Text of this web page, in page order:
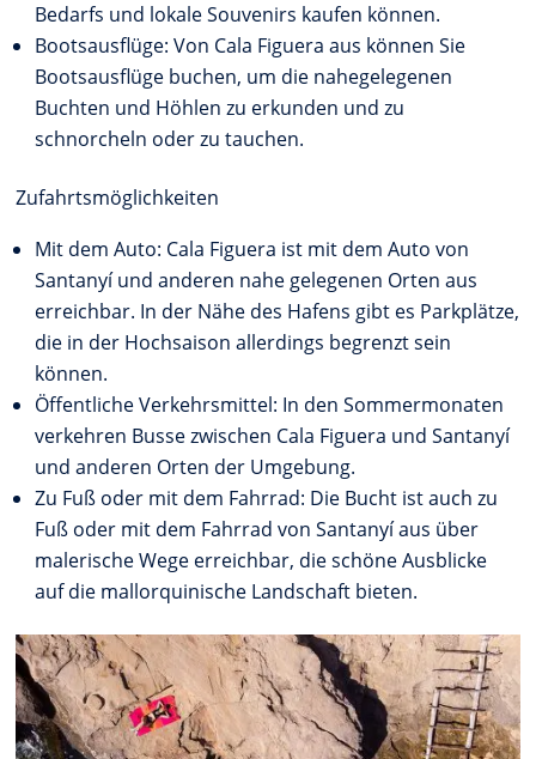
Bedarfs und lokale Souvenirs kaufen können.
Bootsausflüge: Von Cala Figuera aus können Sie
Bootsausflüge buchen, um die nahegelegenen
Buchten und Höhlen zu erkunden und zu
schnorcheln oder zu tauchen.
Zufahrtsmöglichkeiten
Mit dem Auto: Cala Figuera ist mit dem Auto von
Santanyí und anderen nahe gelegenen Orten aus
erreichbar. In der Nähe des Hafens gibt es Parkplätze,
die in der Hochsaison allerdings begrenzt sein
können.
Öffentliche Verkehrsmittel: In den Sommermonaten
verkehren Busse zwischen Cala Figuera und Santanyí
und anderen Orten der Umgebung.
Zu Fuß oder mit dem Fahrrad: Die Bucht ist auch zu
Fuß oder mit dem Fahrrad von Santanyí aus über
malerische Wege erreichbar, die schöne Ausblicke
auf die mallorquinische Landschaft bieten.